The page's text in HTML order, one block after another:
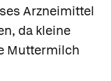
Arzneimittel
da kleine
Muttermilch